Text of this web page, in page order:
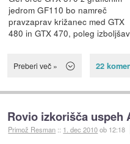
jedrom GF110 bo namreč
pravzaprav križanec med GTX
480 in GTX 470, poleg
Preberi več » 22
Rovio izkorišča uspeh
Primož Resman :: 1. dec 2010ob 12:18